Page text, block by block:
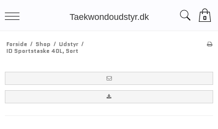
Taekwondoudstyr.dk 0
Forside / Shop / Udstyr /
ID Sportstaske 40L, Sort